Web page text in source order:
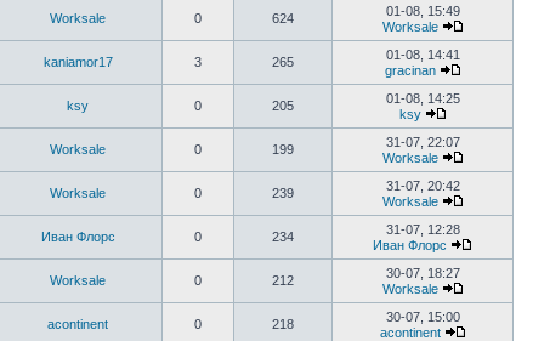
Worksale 0 624
01-08, 15:49
Worksale
kaniamor17 3 265
01-08, 14:41
gracinan
ksy 0 205
01-08, 14:25
ksy
Worksale 0 199
31-07, 22:07
Worksale
Worksale 0 239
31-07, 20:42
Worksale
Иван Флорс 0 234
31-07, 12:28
Иван Флорс
Worksale 0 212
30-07, 18:27
Worksale
acontinent 0 218
30-07, 15:00
acontinent